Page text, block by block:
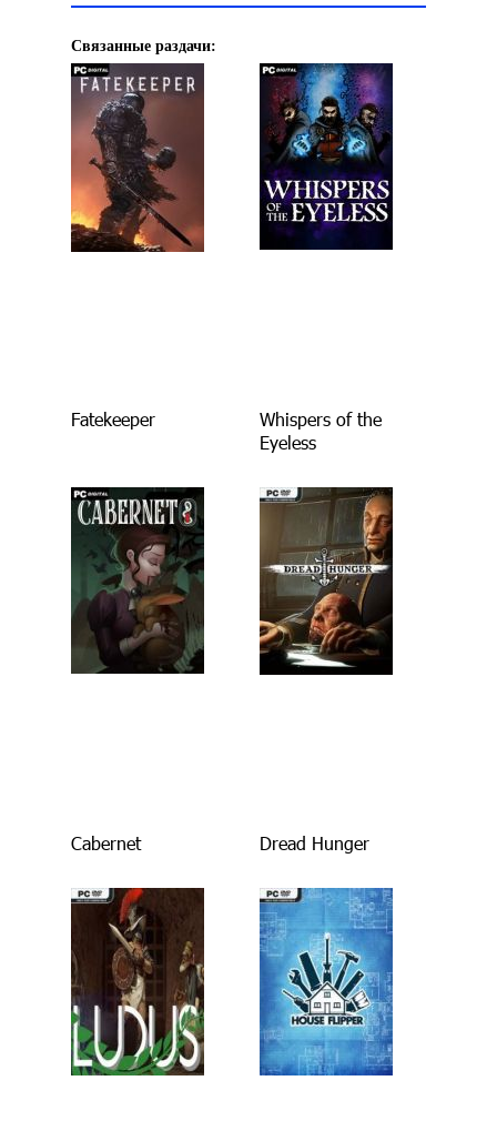
Связанные раздачи:
Fatekeeper
Whispers of the
Eyeless
Cabernet Dread Hunger